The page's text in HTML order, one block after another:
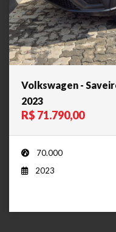
Volkswagen -
2023
R$ 71.790,00
70.000
2023